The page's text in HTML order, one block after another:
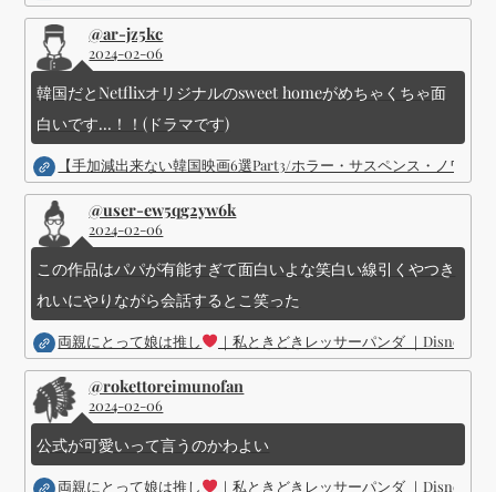
@ar-jz5kc
2024-02-06
韓国だとNetflixオリジナルのsweet homeがめちゃくちゃ面
白いです...！！(ドラマです)
【手加減出来ない韓国映画6選Part3/ホラー・サスペンス・ノワー
@user-ew5qg2yw6k
2024-02-06
この作品はパパが有能すぎて面白いよな笑白い線引くやつき
れいにやりながら会話するとこ笑った
両親にとって娘は推し ｜私ときどきレッサーパンダ ｜Disney (
@rokettoreimunofan
2024-02-06
公式が可愛いって言うのかわよい
両親にとって娘は推し ｜私ときどきレッサーパンダ ｜Disney (